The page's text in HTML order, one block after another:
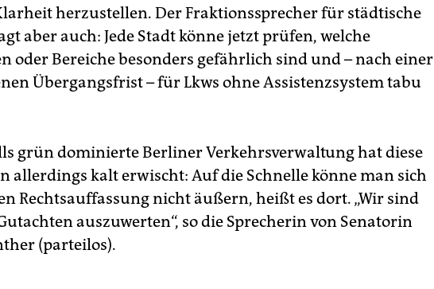
herzustellen. Der Fraktionssprecher für städtische
aber auch: Jede Stadt könne jetzt prüfen, welche
oder Bereiche besonders gefährlich sind und – nach einer
Übergangsfrist – für Lkws ohne Assistenzsystem tabu
grün dominierte Berliner Verkehrsverwaltung hat diese
allerdings kalt erwischt: Auf die Schnelle könne man sich
Rechtsauffassung nicht äußern, heißt es dort. „Wir sind
auszuwerten“, so die Sprecherin von Senatorin
(parteilos).